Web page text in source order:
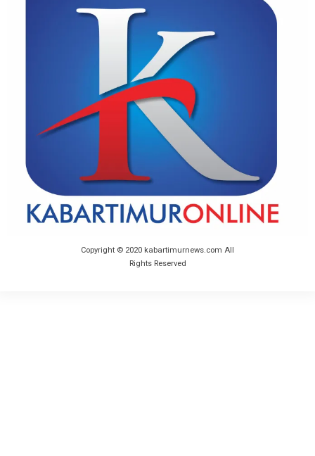
Copyright © 2020 kabartimurnews.com All
Rights Reserved